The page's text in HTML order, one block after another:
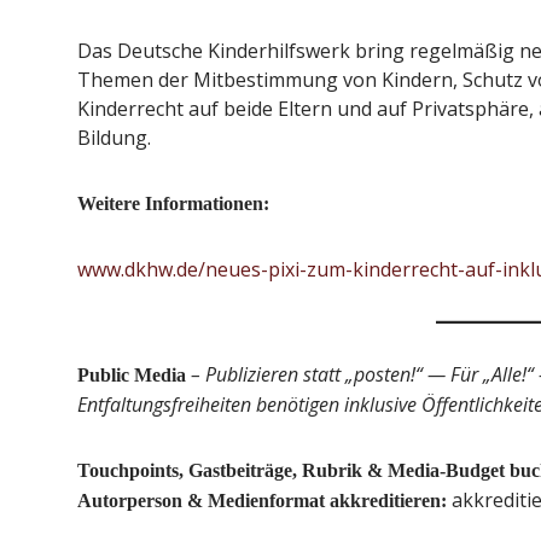
Das Deutsche Kinderhilfswerk bring regelmäßig
Themen der Mitbestimmung von Kindern, Schutz
Kinderrecht auf beide Eltern und auf
Bildung.
Weitere Informationen:
www.dkhw.de/neues-pixi-zum-kinderrecht-auf-
Public Media– Publizieren statt „posten!“ — Für
Entfaltungsfreiheiten benötigen inklusive
Touchpoints, Gastbeiträge, Rubrik & Media-Budget
Autorperson & Medienformat akkreditieren: